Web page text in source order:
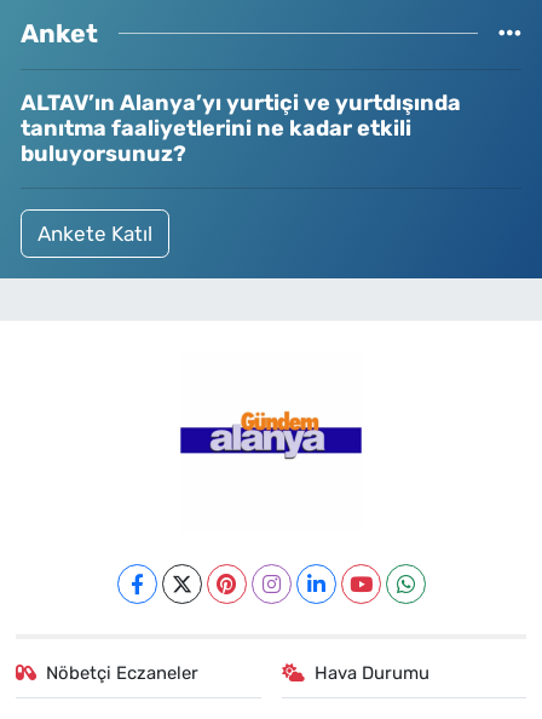
Anket
ALTAV’ın Alanya’yı yurtiçi ve yurtdışında
tanıtma faaliyetlerini ne kadar etkili
buluyorsunuz?
Ankete Katıl
Nöbetçi Eczaneler Hava Durumu